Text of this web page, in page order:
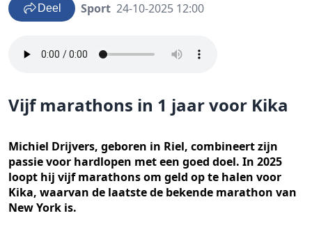
Deel Sport 24-10-2025 12:00
Vijf marathons in 1 jaar voor Kika
Michiel Drijvers, geboren in Riel, combineert zijn
passie voor hardlopen met een goed doel. In 2025
loopt hij vijf marathons om geld op te halen voor
Kika, waarvan de laatste de bekende marathon van
New York is.